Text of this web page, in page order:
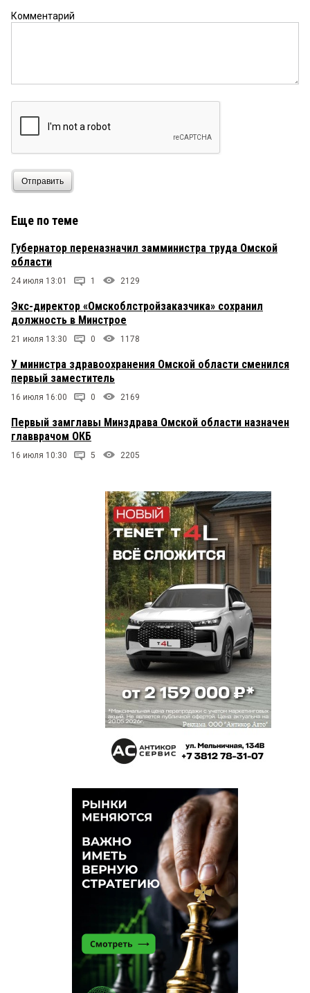
Комментарий
Отправить
Еще по теме
Губернатор переназначил замминистра труда Омской
области
24 июля 13:01 1 2129
Экс-директор «Омскоблстройзаказчика» сохранил
должность в Минстрое
21 июля 13:30 0 1178
У министра здравоохранения Омской области сменился
первый заместитель
16 июля 16:00 0 2169
Первый замглавы Минздрава Омской области назначен
главврачом ОКБ
16 июля 10:30 5 2205